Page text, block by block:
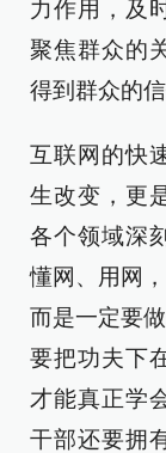
力作用，及
聚焦群众的
得到群众的信
互联网的快
生改变，更
各个领域深
懂网、用网
而是一定要
要把功夫下
才能真正学
干部还要拥